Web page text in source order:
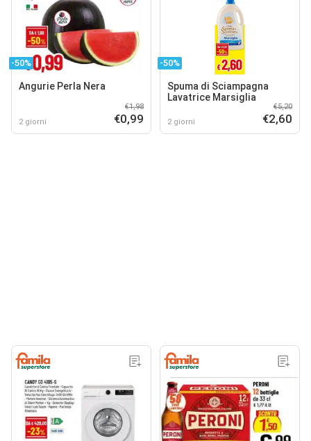
-50%
Angurie Perla Nera
2 giorni
€1,98
€0,99
-50%
Spuma di Sciampagna
Lavatrice Marsiglia
2 giorni
€5,20
€2,60